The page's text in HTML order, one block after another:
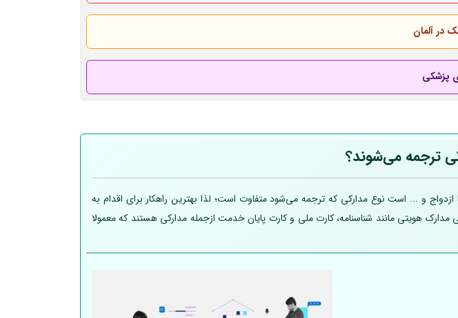
در آلمان
پزشکی
ترجمه می‌شوند؟
و ... است نوع مدارکی که ترجمه می‌شود متفاوت است؛ لذا بهترین راهکار برای اقدام به
مدارک هویتی مانند شناسنامه، کارت ملی و کارت پایان خدمت ازجمله مدارکی هستند که معمولا